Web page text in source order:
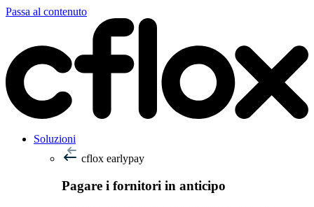
Passa al contenuto
Soluzioni
cflox earlypay
Pagare i fornitori in anticipo